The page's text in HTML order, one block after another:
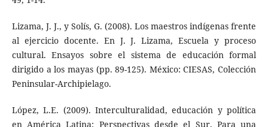
Lizama, J. J., y Solís, G. (2008). Los maestros indígenas frente
al ejercicio docente. En J. J. Lizama, Escuela y proceso
cultural. Ensayos sobre el sistema de educación formal
dirigido a los mayas (pp. 89-125). México: CIESAS, Colección
Peninsular-Archipielago.
López, L.E. (2009). Interculturalidad, educación y política
en América Latina: Perspectivas desde el Sur. Para una